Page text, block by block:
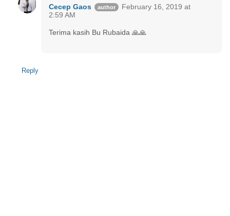
Cecep Gaos
February 16, 2019 at
2:59 AM
Terima kasih Bu Rubaida 🙏🙏
Reply